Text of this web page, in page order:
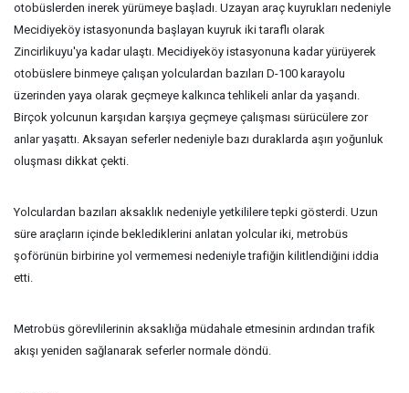
otobüslerden inerek yürümeye başladı. Uzayan araç kuyrukları nedeniyle
Mecidiyeköy istasyonunda başlayan kuyruk iki taraflı olarak
Zincirlikuyu'ya kadar ulaştı. Mecidiyeköy istasyonuna kadar yürüyerek
otobüslere binmeye çalışan yolculardan bazıları D-100 karayolu
üzerinden yaya olarak geçmeye kalkınca tehlikeli anlar da yaşandı.
Birçok yolcunun karşıdan karşıya geçmeye çalışması sürücülere zor
anlar yaşattı. Aksayan seferler nedeniyle bazı duraklarda aşırı yoğunluk
oluşması dikkat çekti.
Yolculardan bazıları aksaklık nedeniyle yetkililere tepki gösterdi. Uzun
süre araçların içinde beklediklerini anlatan yolcular iki, metrobüs
şoförünün birbirine yol vermemesi nedeniyle trafiğin kilitlendiğini iddia
etti.
Metrobüs görevlilerinin aksaklığa müdahale etmesinin ardından trafik
akışı yeniden sağlanarak seferler normale döndü.